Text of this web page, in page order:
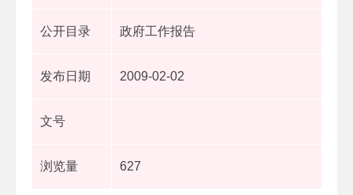
公开目录 政府工作报告
发布日期 2009-02-02
文号
浏览量 627